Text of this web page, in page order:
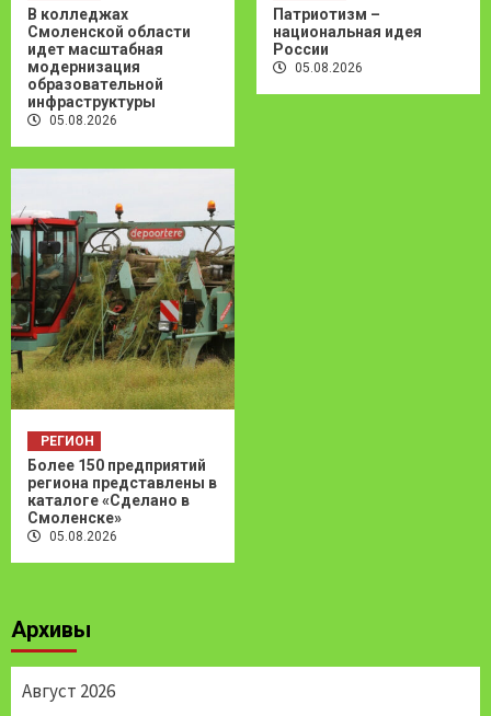
В колледжах
Смоленской области
идет масштабная
модернизация
образовательной
инфраструктуры
05.08.2026
Патриотизм –
национальная идея
России
05.08.2026
РЕГИОН
Более 150 предприятий
региона представлены в
каталоге «Сделано в
Смоленске»
05.08.2026
Архивы
Август 2026